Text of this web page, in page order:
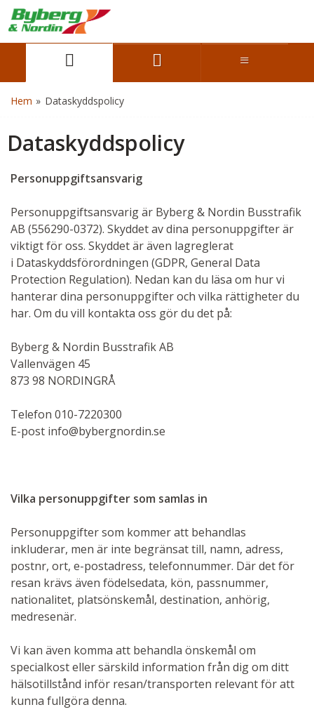
Hem » Dataskyddspolicy
Dataskyddspolicy
Personuppgiftsansvarig
Personuppgiftsansvarig är Byberg & Nordin Busstrafik
AB (556290-0372). Skyddet av dina personuppgifter är
viktigt för oss. Skyddet är även lagreglerat
i Dataskyddsförordningen (GDPR, General Data
Protection Regulation). Nedan kan du läsa om hur vi
hanterar dina personuppgifter och vilka rättigheter du
har. Om du vill kontakta oss gör du det på:
Byberg & Nordin Busstrafik AB
Vallenvägen 45
873 98 NORDINGRÅ
Telefon 010-7220300
E-post info@bybergnordin.se
Vilka personuppgifter som samlas in
Personuppgifter som kommer att behandlas
inkluderar, men är inte begränsat till, namn, adress,
postnr, ort, e-postadress, telefonnummer. Där det för
resan krävs även födelsedata, kön, passnummer,
nationalitet, platsönskemål, destination, anhörig,
medresenär.
Vi kan även komma att behandla önskemål om
specialkost eller särskild information från dig om ditt
hälsotillstånd inför resan/transporten relevant för att
kunna fullgöra denna.